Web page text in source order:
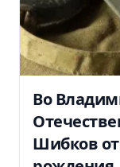
Во
Шибков